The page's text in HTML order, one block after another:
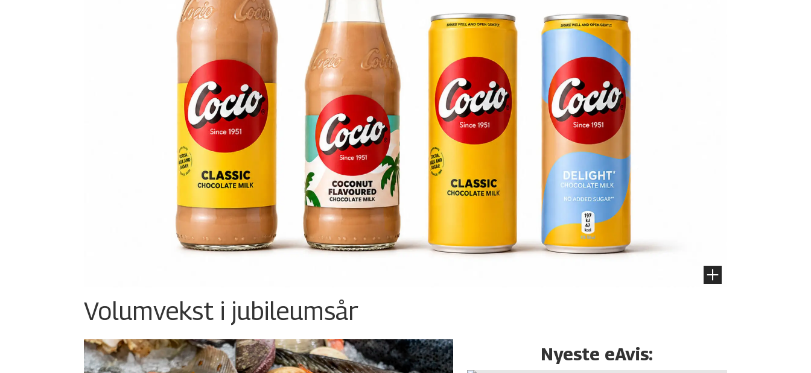
Volumvekst i jubileumsår
Nyeste eAvis: